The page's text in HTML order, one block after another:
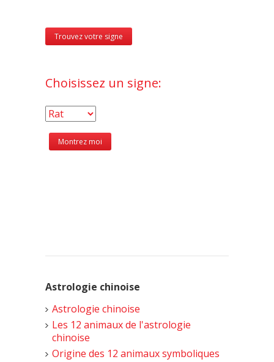
Choisissez un signe:
Astrologie chinoise
Astrologie chinoise
Les 12 animaux de l'astrologie
chinoise
Origine des 12 animaux symboliques